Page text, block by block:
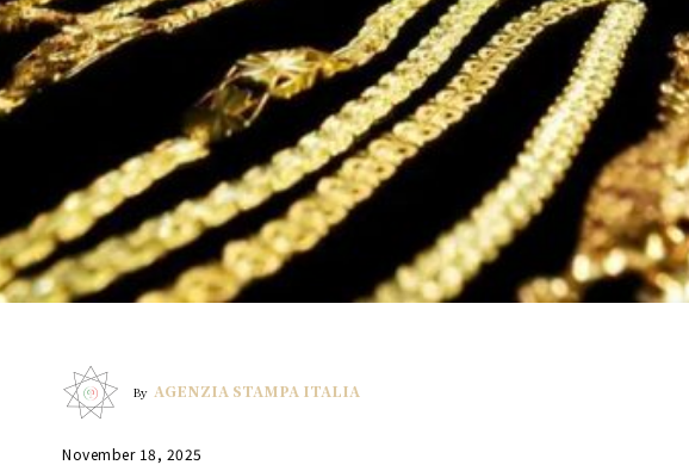
By AGENZIA STAMPA ITALIA
November 18, 2025